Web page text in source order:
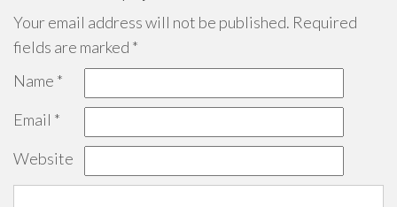
Your email address will not be published. Required
fields are marked *
Name *
Email *
Website